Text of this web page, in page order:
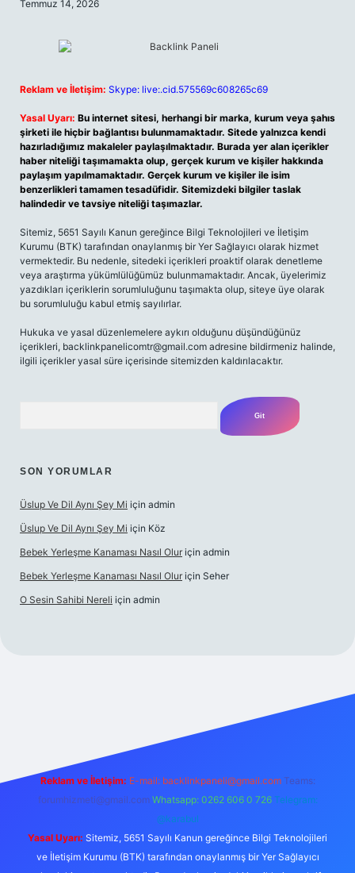
Temmuz 14, 2026
Reklam ve İletişim: Skype: live:.cid.575569c608265c69
Yasal Uyarı: Bu internet sitesi, herhangi bir marka, kurum veya şahıs
şirketi ile hiçbir bağlantısı bulunmamaktadır. Sitede yalnızca kendi
hazırladığımız makaleler paylaşılmaktadır. Burada yer alan içerikler
haber niteliği taşımamakta olup, gerçek kurum ve kişiler hakkında
paylaşım yapılmamaktadır. Gerçek kurum ve kişiler ile isim
benzerlikleri tamamen tesadüfidir. Sitemizdeki bilgiler taslak
halindedir ve tavsiye niteliği taşımazlar.
Sitemiz, 5651 Sayılı Kanun gereğince Bilgi Teknolojileri ve İletişim
Kurumu (BTK) tarafından onaylanmış bir Yer Sağlayıcı olarak hizmet
vermektedir. Bu nedenle, sitedeki içerikleri proaktif olarak denetleme
veya araştırma yükümlülüğümüz bulunmamaktadır. Ancak, üyelerimiz
yazdıkları içeriklerin sorumluluğunu taşımakta olup, siteye üye olarak
bu sorumluluğu kabul etmiş sayılırlar.
Hukuka ve yasal düzenlemelere aykırı olduğunu düşündüğünüz
içerikleri, backlinkpanelicomtr@gmail.com adresine bildirmeniz halinde,
ilgili içerikler yasal süre içerisinde sitemizden kaldırılacaktır.
SON YORUMLAR
Üslup Ve Dil Aynı Şey Mi için admin
Üslup Ve Dil Aynı Şey Mi için Köz
Bebek Yerleşme Kanaması Nasıl Olur için admin
Bebek Yerleşme Kanaması Nasıl Olur için Seher
O Sesin Sahibi Nereli için admin
Reklam ve İletişim: E-mail: backlinkpaneli@gmail.com Teams:
forumhizmeti@gmail.com Whatsapp: 0262 606 0 726 Telegram:
@karabul
Yasal Uyarı: Sitemiz, 5651 Sayılı Kanun gereğince Bilgi Teknolojileri
ve İletişim Kurumu (BTK) tarafından onaylanmış bir Yer Sağlayıcı